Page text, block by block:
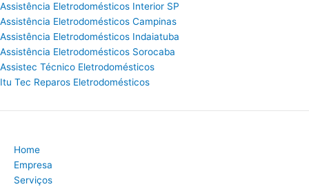
Assistência Eletrodomésticos Interior SP
Assistência Eletrodomésticos Campinas
Assistência Eletrodomésticos Indaiatuba
Assistência Eletrodomésticos Sorocaba
Assistec Técnico Eletrodomésticos
Itu Tec Reparos Eletrodomésticos
Home
Empresa
Serviços